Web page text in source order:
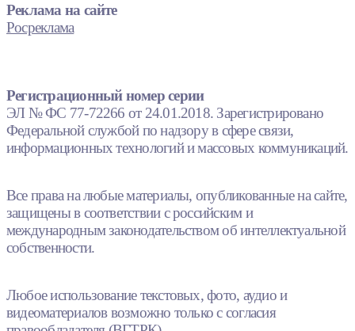
Реклама на сайте
Росреклама
Регистрационный номер серии
ЭЛ № ФС 77-72266 от 24.01.2018. Зарегистрировано
Федеральной службой по надзору в сфере связи,
информационных технологий и массовых коммуникаций.
Все права на любые материалы, опубликованные на сайте,
защищены в соответствии с российским и
международным законодательством об интеллектуальной
собственности.
Любое использование текстовых, фото, аудио и
видеоматериалов возможно только с согласия